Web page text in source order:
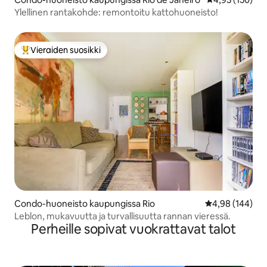
Ylellinen rantakohde: remontoitu kattohuoneisto!
Vieraiden suosikkien parhaimmistoa
Vieraiden suosikki
Condo-huoneisto kaupungissa Rio
4,98 (144)
Leblon, mukavuutta ja turvallisuutta rannan vieressä.
Perheille sopivat vuokrattavat talot